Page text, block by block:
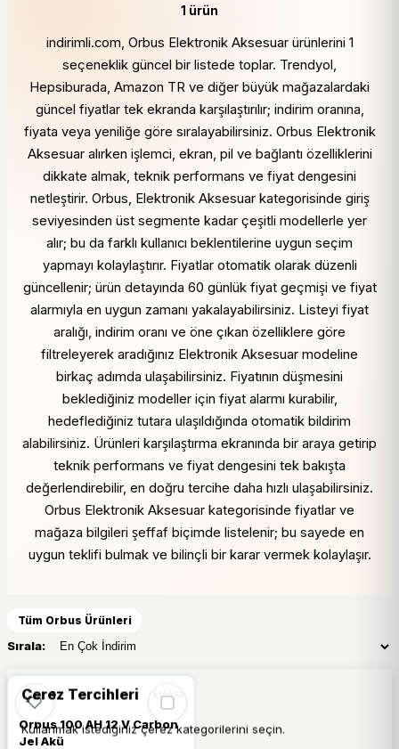
1 ürün
indirimli.com, Orbus Elektronik Aksesuar ürünlerini 1
seçeneklik güncel bir listede toplar. Trendyol,
Hepsiburada, Amazon TR ve diğer büyük mağazalardaki
güncel fiyatlar tek ekranda karşılaştırılır; indirim oranına,
fiyata veya yeniliğe göre sıralayabilirsiniz. Orbus Elektronik
Aksesuar alırken işlemci, ekran, pil ve bağlantı özelliklerini
dikkate almak, teknik performans ve fiyat dengesini
netleştirir. Orbus, Elektronik Aksesuar kategorisinde giriş
seviyesinden üst segmente kadar çeşitli modellerle yer
alır; bu da farklı kullanıcı beklentilerine uygun seçim
yapmayı kolaylaştırır. Fiyatlar otomatik olarak düzenli
güncellenir; ürün detayında 60 günlük fiyat geçmişi ve fiyat
alarmıyla en uygun zamanı yakalayabilirsiniz. Listeyi fiyat
aralığı, indirim oranı ve öne çıkan özelliklere göre
filtreleyerek aradığınız Elektronik Aksesuar modeline
birkaç adımda ulaşabilirsiniz. Fiyatının düşmesini
beklediğiniz modeller için fiyat alarmı kurabilir,
hedeflediğiniz tutara ulaşıldığında otomatik bildirim
alabilirsiniz. Ürünleri karşılaştırma ekranında bir araya getirip
teknik performans ve fiyat dengesini tek bakışta
değerlendirebilir, en doğru tercihe daha hızlı ulaşabilirsiniz.
Orbus Elektronik Aksesuar kategorisinde fiyatlar ve
mağaza bilgileri şeffaf biçimde listelenir; bu sayede en
uygun teklifi bulmak ve bilinçli bir karar vermek kolaylaşır.
Tüm Orbus Ürünleri
Sırala:
%29 🔥%29 DÜŞTÜ
ORBUS stokta
Orbus 100 AH 12 V Carbon
Jel Akü
Çerez Tercihleri
Kullanmak istediğiniz çerez kategorilerini seçin.